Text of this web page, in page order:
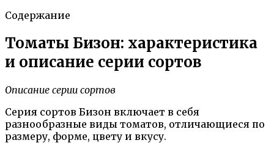
Содержание
Томаты Бизон: характеристика
и описание серии сортов
Описание серии сортов
Серия сортов Бизон включает в себя
разнообразные виды томатов, отличающиеся по
размеру, форме, цвету и вкусу.